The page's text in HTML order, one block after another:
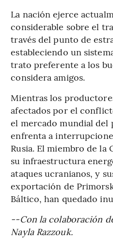
La nación ejerce
considerable sobre el
través del punto de
estableciendo un
trato preferente a los
considera amigos.
Mientras los
afectados por el
el mercado mundial del
enfrenta a
Rusia. El miembro de la
su infraestructura
ataques ucranianos, y
exportación de
Báltico, han quedado
--Con la colaboración
Nayla Razzouk.